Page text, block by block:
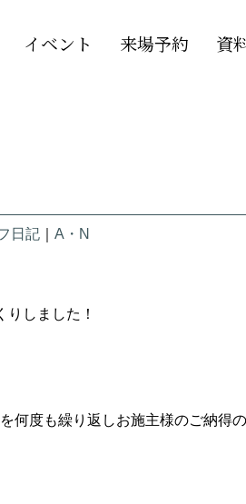
イベント 来場予約 資
日記 A・N
しました！
何度も繰り返しお施主様のご納得